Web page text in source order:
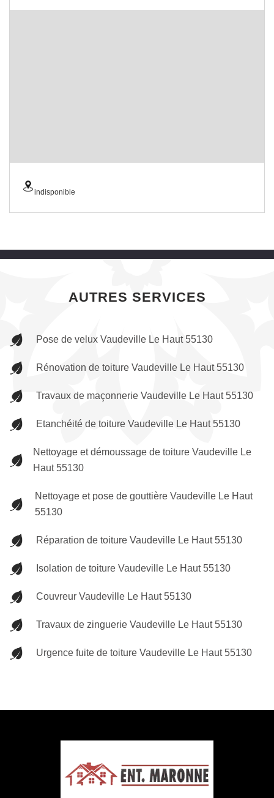
indisponible
AUTRES SERVICES
Pose de velux Vaudeville Le Haut 55130
Rénovation de toiture Vaudeville Le Haut 55130
Travaux de maçonnerie Vaudeville Le Haut 55130
Etanchéité de toiture Vaudeville Le Haut 55130
Nettoyage et démoussage de toiture Vaudeville Le
Haut 55130
Nettoyage et pose de gouttière Vaudeville Le Haut
55130
Réparation de toiture Vaudeville Le Haut 55130
Isolation de toiture Vaudeville Le Haut 55130
Couvreur Vaudeville Le Haut 55130
Travaux de zinguerie Vaudeville Le Haut 55130
Urgence fuite de toiture Vaudeville Le Haut 55130